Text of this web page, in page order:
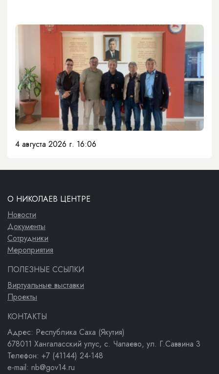
4 августа 2026 г. 16:06
О НИКОЛАЕВ ЦЕНТРЕ
Новости
Документы
Сотрудники
Мероприятия
ПОЛЕЗНЫЕ ССЫЛКИ
Виртуальные выставки
Проекты
КОНТАКТЫ
Адрес: Республика Саха (Якутия)
678011 Хангаласский улус, с. Чапаево, ул. Г.Саввина 3
Телефон: +7 (41144) 24-148
e-mail: nb@gov14.ru